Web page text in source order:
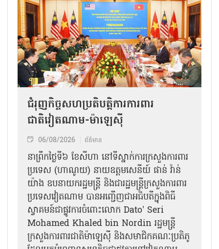
ជំរុញកិច្ចសហប្រតិបត្តិការការពារ
ជាតិវៀតណាម-ម៉ាឡេស៊ី
06/08/2026 ព័ត៌មាន
នា​ព្រឹកថ្ងៃទី៦ ខែសីហា នៅទីស្នាក់ការក្រសួងការពារ
ប្រទេស (ហាណូយ) នាយឧត្តមសេនីយ៍ ផាន់ វ៉ាន់
យ៉ាង ឧបនាយករដ្ឋមន្ត្រី និងជារដ្ឋមន្ត្រីក្រសួងការពារ
ប្រទេសវៀតណាម បានអញ្ជើញជាអធិបតីក្នុងពិធី
ស្វាគមន៍ជាផ្លូវការ​ចំពោះលោក Dato' Seri
Mohamed Khaled bin Nordin រដ្ឋមន្ត្រី
ក្រសួងការពារជាតិម៉ាឡេស៊ី និងសមាជិកគណៈប្រតិភូ